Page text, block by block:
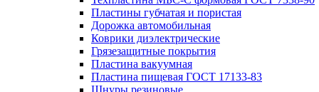
Пластины губчатая и пористая
Дорожка автомобильная
Коврики диэлектрические
Грязезащитные покрытия
Пластина вакуумная
Пластина пищевая ГОСТ 17133-83
Шнуры резиновые